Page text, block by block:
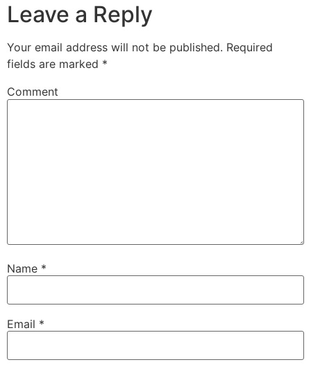
Leave a Reply
Your email address will not be published. Required
fields are marked *
Comment
Name *
Email *